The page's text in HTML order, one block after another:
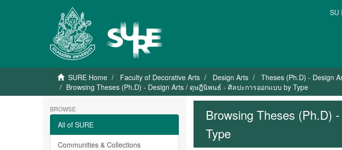
SU
SURE Home Faculty of Decorative Arts Design Arts
Theses (Ph.D) - Design
Browsing Theses (Ph.D) - Design Arts / ดุษฎีนิพนธ์ - ศิลปะการออกแบบ by Type
BROWSE
All of SURE
Communities & Collections
Browsing Theses
Type